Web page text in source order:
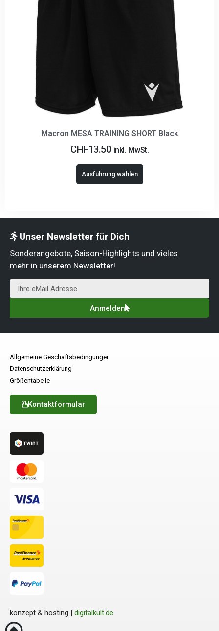
Macron MESA TRAINING SHORT Black
CHF13.50 inkl. MwSt.
Ausführung wählen
Unser Newsletter für Dich
Sonderangebote, Saison-Highlights und vieles
mehr in unserem Newsletter!
Anmelden
Allgemeine Geschäftsbedingungen
Datenschutzerklärung
Größentabelle
Kontaktformular
konzept & hosting | digitalkult.de